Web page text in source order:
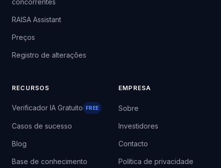
concorrentes
RAISA Assistant
Preços
Registro de alterações
RECURSOS
Verificador IA Gratuito FREE
Casos de sucesso
Blog
Base de conhecimento
EMPRESA
Sobre
Investidores
Contacto
Política de privacidade